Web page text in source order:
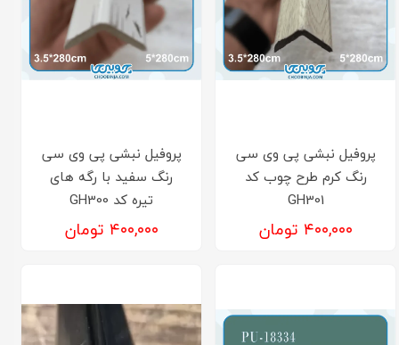
پروفیل نبشی پی وی سی
رنگ کرم طرح چوب کد
GH301
۴۰۰,۰۰۰ تومان
پروفیل نبشی پی وی سی
رنگ سفید با رگه های
تیره کد GH300
۴۰۰,۰۰۰ تومان